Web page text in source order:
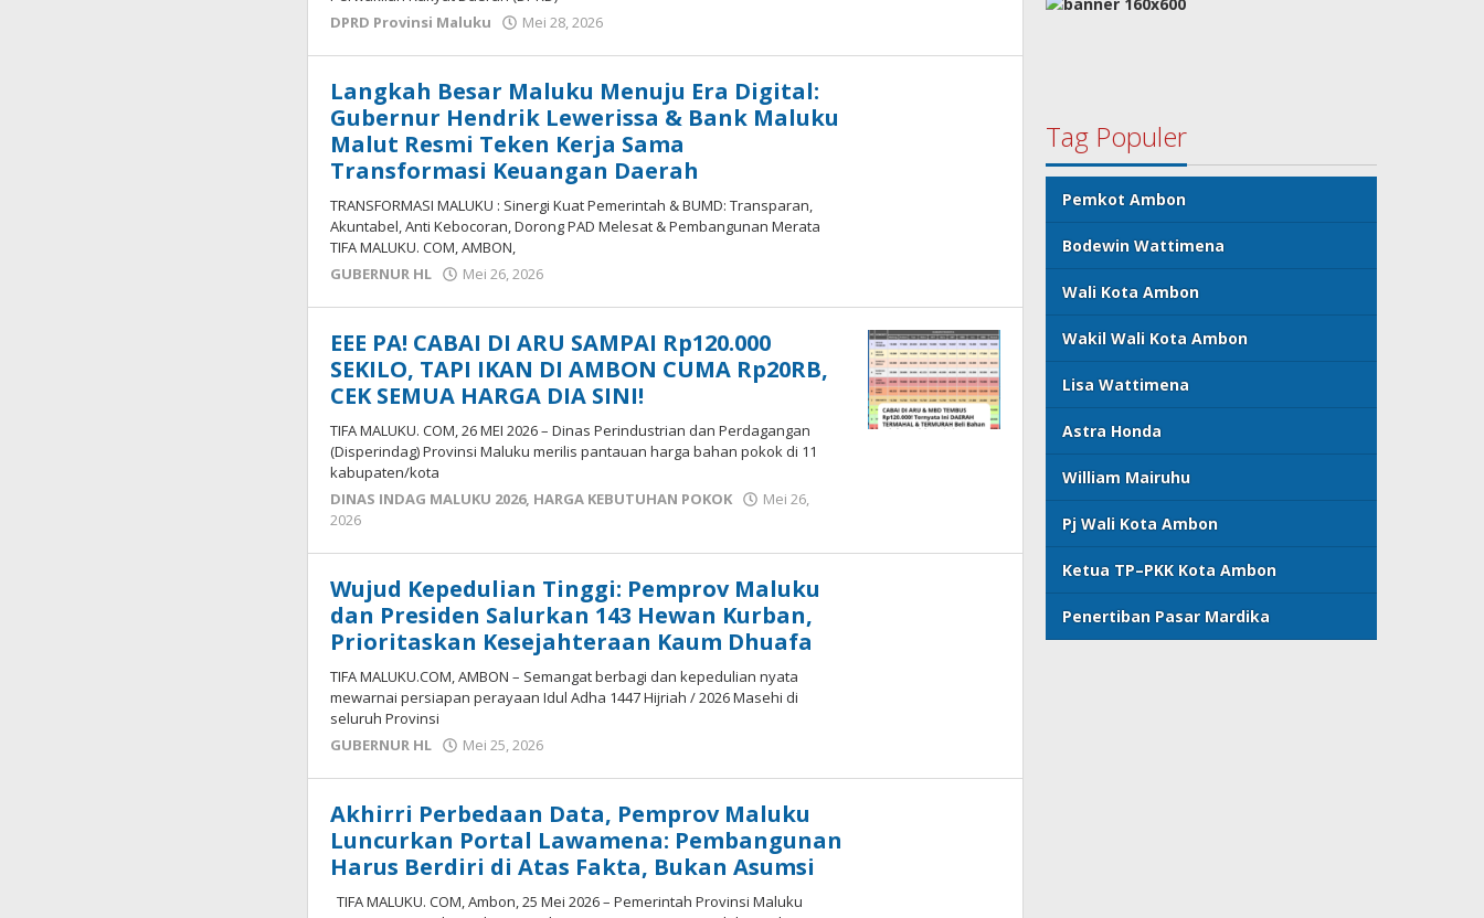
DPRD Provinsi Maluku
Mei 28, 2026
Langkah Besar Maluku Menuju Era Digital:
Gubernur Hendrik Lewerissa & Bank Maluku
Malut Resmi Teken Kerja Sama
Transformasi Keuangan Daerah
TRANSFORMASI MALUKU : Sinergi Kuat Pemerintah & BUMD: Transparan,
Akuntabel, Anti Kebocoran, Dorong PAD Melesat & Pembangunan Merata
TIFA MALUKU. COM, AMBON,
GUBERNUR HL
Mei 26, 2026
EEE PA! CABAI DI ARU SAMPAI Rp120.000
SEKILO, TAPI IKAN DI AMBON CUMA Rp20RB,
CEK SEMUA HARGA DIA SINI!
TIFA MALUKU. COM, 26 MEI 2026 – Dinas Perindustrian dan Perdagangan
(Disperindag) Provinsi Maluku merilis pantauan harga bahan pokok di 11
kabupaten/kota
DINAS INDAG MALUKU 2026, HARGA KEBUTUHAN POKOK
Mei 26,
2026
Wujud Kepedulian Tinggi: Pemprov Maluku
dan Presiden Salurkan 143 Hewan Kurban,
Prioritaskan Kesejahteraan Kaum Dhuafa
TIFA MALUKU.COM, AMBON – Semangat berbagi dan kepedulian nyata
mewarnai persiapan perayaan Idul Adha 1447 Hijriah / 2026 Masehi di
seluruh Provinsi
GUBERNUR HL
Mei 25, 2026
Akhirri Perbedaan Data, Pemprov Maluku
Luncurkan Portal Lawamena: Pembangunan
Harus Berdiri di Atas Fakta, Bukan Asumsi
TIFA MALUKU. COM, Ambon, 25 Mei 2026 – Pemerintah Provinsi Maluku
Tag Populer
Pemkot Ambon
Bodewin Wattimena
Wali Kota Ambon
Wakil Wali Kota Ambon
Lisa Wattimena
Astra Honda
William Mairuhu
Pj Wali Kota Ambon
Ketua TP–PKK Kota Ambon
Penertiban Pasar Mardika